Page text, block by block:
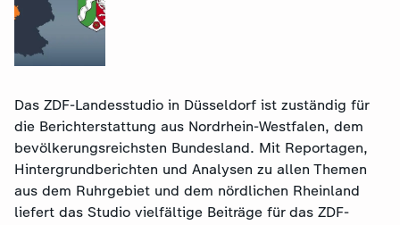
Das ZDF-Landesstudio in Düsseldorf ist zuständig für
die Berichterstattung aus Nordrhein-Westfalen, dem
bevölkerungsreichsten Bundesland. Mit Reportagen,
Hintergrundberichten und Analysen zu allen Themen
aus dem Ruhrgebiet und dem nördlichen Rheinland
liefert das Studio vielfältige Beiträge für das ZDF-